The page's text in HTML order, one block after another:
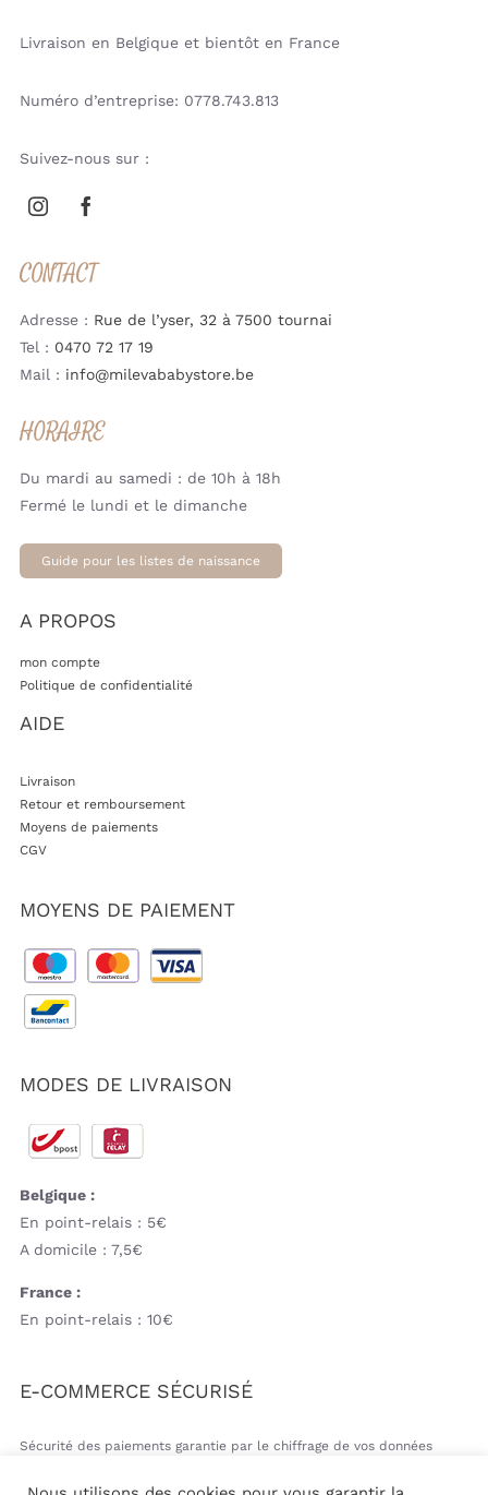
Livraison en Belgique et bientôt en France
Numéro d’entreprise: 0778.743.813
Suivez-nous sur :
CONTACT
Adresse : Rue de l’yser, 32 à 7500 tournai
Tel : 0470 72 17 19
Mail : info@milevababystore.be
HORAIRE
Du mardi au samedi : de 10h à 18h
Fermé le lundi et le dimanche
Guide pour les listes de naissance
A PROPOS
mon compte
Politique de confidentialité
AIDE
Livraison
Retour et remboursement
Moyens de paiements
CGV
MOYENS DE PAIEMENT
MODES DE LIVRAISON
Belgique :
En point-relais : 5€
A domicile : 7,5€
France :
En point-relais : 10€
E-COMMERCE SÉCURISÉ
Sécurité des paiements garantie par le chiffrage de vos données